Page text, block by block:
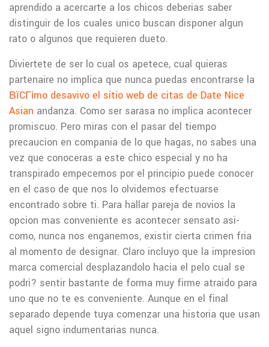
aprendido a acercarte a los chicos deberias saber
distinguir de los cuales unico buscan disponer algun
rato o algunos que requieren dueto.
Diviertete de ser lo cual os apetece, cual quieras
partenaire no implica que nunca puedas encontrarse la
ВїCГіmo desavivo el sitio web de citas de Date Nice
Asian andanza. Como ser sarasa no implica acontecer
promiscuo. Pero miras con el pasar del tiempo
precaucion en compania de lo que hagas, no sabes una
vez que conoceras a este chico especial y no ha
transpirado empecemos por el principio puede conocer
en el caso de que nos lo olvidemos efectuarse
encontrado sobre ti. Para hallar pareja de novios la
opcion mas conveniente es acontecer sensato asi­
como, nunca nos enganemos, existir cierta crimen fria
al momento de designar. Claro incluyo que la impresion
marca comercial desplazandolo hacia el pelo cual se
podri? sentir bastante de forma muy firme atraido para
uno que no te es conveniente. Aunque en el final
separado depende tuya comenzar una historia que usan
aquel signo indumentarias nunca.